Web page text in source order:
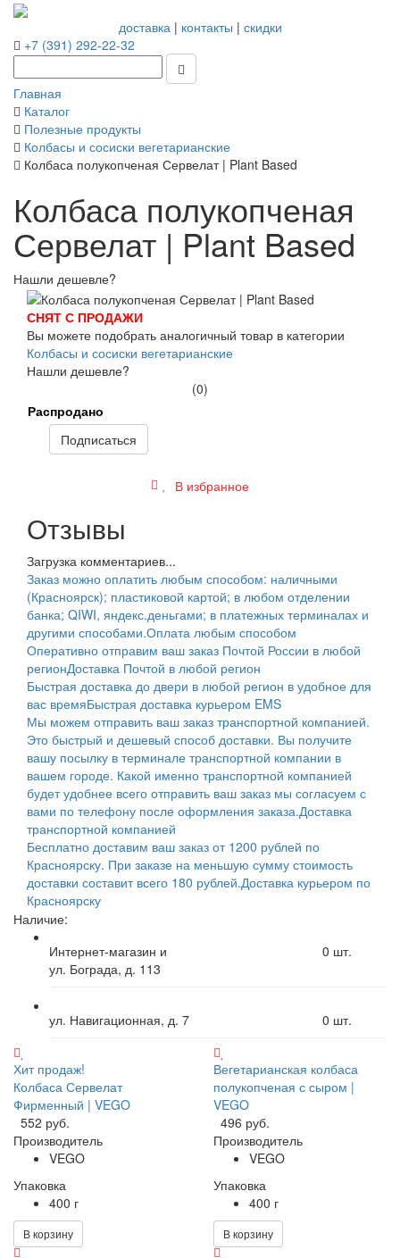
доставка| контакты | скидки
+7 (391) 292-22-32
Главная
Каталог
Полезные продукты
Колбасы и сосиски вегетарианские
Колбаса полукопченая Сервелат | Plant Based
Колбаса полукопченая
Сервелат | Plant Based
Нашли дешевле?
СНЯТ С ПРОДАЖИ
Вы можете подобрать аналогичный товар в категории
Колбасы и сосиски вегетарианские
Нашли дешевле?
(0)
Распродано
Подписаться
В избранное
Отзывы
Загрузка комментариев...
Заказ можно оплатить любым способом: наличными
(Красноярск); пластиковой картой; в любом отделении
банка; QIWI, яндекс.деньгами; в платежных терминалах и
другими способами.Оплата любым способом
Оперативно отправим ваш заказ Почтой России в любой
регионДоставка Почтой в любой регион
Быстрая доставка до двери в любой регион в удобное для
вас времяБыстрая доставка курьером EMS
Мы можем отправить ваш заказ транспортной компанией.
Это быстрый и дешевый способ доставки. Вы получите
вашу посылку в терминале транспортной компании в
вашем городе. Какой именно транспортной компанией
будет удобнее всего отправить ваш заказ мы согласуем с
вами по телефону после оформления заказа.Доставка
транспортной компанией
Бесплатно доставим ваш заказ от 1200 рублей по
Красноярску. При заказе на меньшую сумму стоимость
доставки составит всего 180 рублей.Доставка курьером по
Красноярску
Наличие:
Интернет-магазин и
ул. Бограда, д. 113
0 шт.
ул. Навигационная, д. 7 0 шт.
Хит продаж!
Колбаса Сервелат
Фирменный | VEGO
552 руб.
Производитель
VEGO
Упаковка
400 г
В корзину
Вегетарианская колбаса
полукопченая с сыром |
VEGO
496 руб.
Производитель
VEGO
Упаковка
400 г
В корзину